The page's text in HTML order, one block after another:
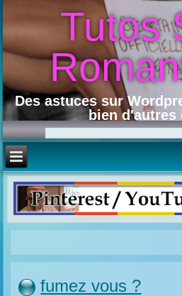
Tutos
Des astuces sur
bien d'autres
fumez vous ?